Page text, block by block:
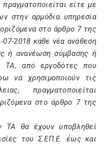
είτε με
στην αρμόδια υπηρεσία
στο άρθρο 7 της
2018 κάθε νέα ανάθεση
ή ανανέωση σύμβασης ή
ΤΑ, από εργοδότες που
να χρησιμοποιούν τις
πραγματοποιείται
στο άρθρο 7 της
ΤΑ θα έχουν υποβληθεί
του Σ.ΕΠ.Ε. έως και